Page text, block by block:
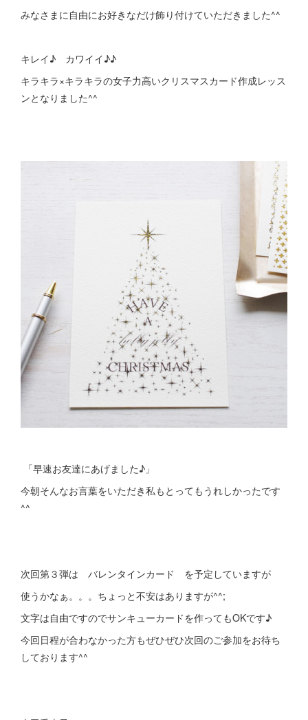
みなさまに自由にお好きなだけ飾り付けていただきました^^
キレイ♪ カワイイ♪♪
キラキラ×キラキラの女子力高いクリスマスカード作成レッス
ンとなりました^^
「早速お友達にあげました♪」
今朝そんなお言葉をいただき私もとってもうれしかったです
^^
次回第３弾は バレンタインカード を予定していますが
使うかなぁ。。。ちょっと不安はありますが^^;
文字は自由ですのでサンキューカードを作ってもOKです♪
今回日程が合わなかった方もぜひぜひ次回のご参加をお待ち
しております^^